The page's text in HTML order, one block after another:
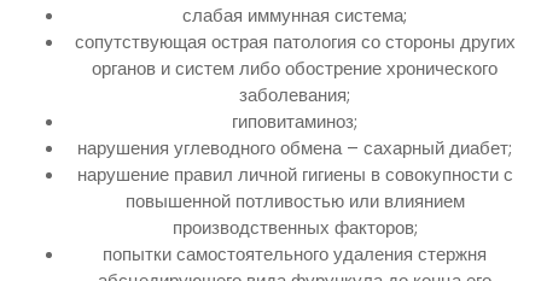
слабая иммунная система;
сопутствующая острая патология со стороны других
органов и систем либо обострение хронического
заболевания;
гиповитаминоз;
нарушения углеводного обмена – сахарный диабет;
нарушение правил личной гигиены в совокупности с
повышенной потливостью или влиянием
производственных факторов;
попытки самостоятельного удаления стержня